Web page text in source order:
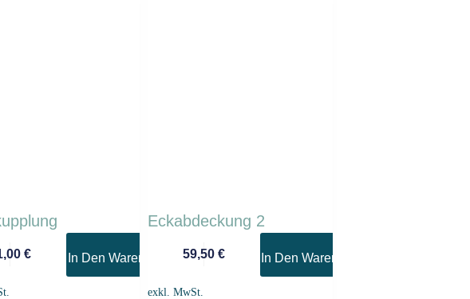
€ In Den Warenkorb
Eckabdeckung 2
59,50 € In Den Warenkorb
exkl. MwSt.